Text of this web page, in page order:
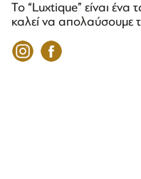
Το “Luxtique” είναι ένα
καλεί να απολαύσουμε